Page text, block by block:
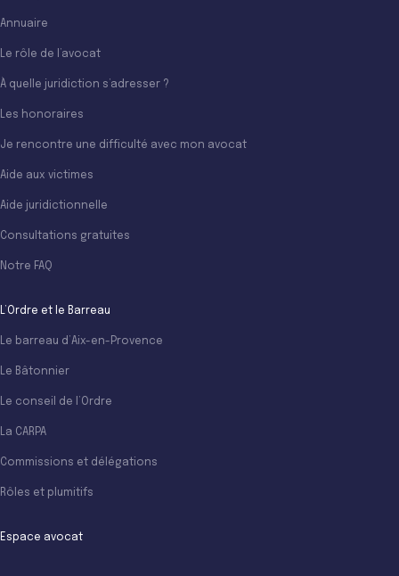
Annuaire
Le rôle de l’avocat
À quelle juridiction s’adresser ?
Les honoraires
Je rencontre une difficulté avec mon avocat
Aide aux victimes
Aide juridictionnelle
Consultations gratuites
Notre FAQ
L’Ordre et le Barreau
Le barreau d’Aix-en-Provence
Le Bâtonnier
Le conseil de l’Ordre
La CARPA
Commissions et délégations
Rôles et plumitifs
Espace avocat